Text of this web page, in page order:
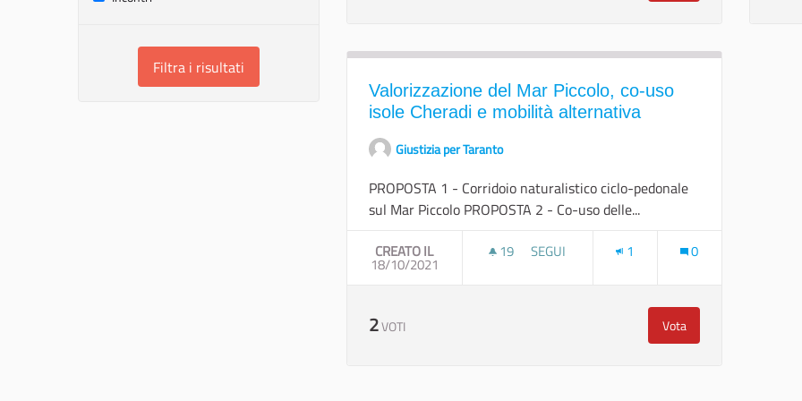
Filtra i risultati
Valorizzazione del Mar Piccolo, co-uso
isole Cheradi e mobilità alternativa
Giustizia per Taranto
PROPOSTA 1 - Corridoio naturalistico ciclo-pedonale
sul Mar Piccolo PROPOSTA 2 - Co-uso delle...
CREATO IL
18/10/2021
19 19 SOSTENITORI
SEGUI 1 0
2VOTI Vota
Valorizzazione del Mar